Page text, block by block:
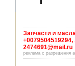
Запчасти и
2474691@mail.ru
реклама с разрешения